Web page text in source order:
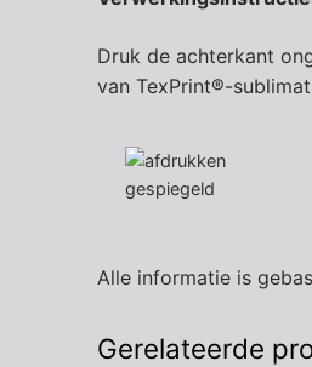
Druk de achterkant
van TexPrint®-
gespiegeld
Alle informatie is
Gerelateerde